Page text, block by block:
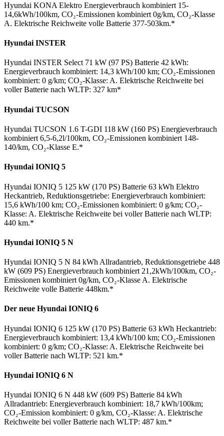
Hyundai KONA Elektro Energieverbrauch kombiniert 15-
14,6kWh/100km, CO₂-Emissionen kombiniert 0g/km, CO₂-Klasse
A. Elektrische Reichweite volle Batterie 377-503km.*
Hyundai INSTER
Hyundai INSTER Select 71 kW (97 PS) Batterie 42 kWh:
Energieverbrauch kombiniert: 14,3 kWh/100 km; CO₂-Emissionen
kombiniert: 0 g/km; CO₂-Klasse: A. Elektrische Reichweite bei
voller Batterie nach WLTP: 327 km*
Hyundai TUCSON
Hyundai TUCSON 1.6 T-GDI 118 kW (160 PS) Energieverbrauch
kombiniert 6,5-6,2l/100km, CO₂-Emissionen kombiniert 148-
140/km, CO₂-Klasse E.*
Hyundai IONIQ 5
Hyundai IONIQ 5 125 kW (170 PS) Batterie 63 kWh Elektro
Heckantrieb, Reduktionsgetriebe: Energieverbrauch kombiniert:
15,6 kWh/100 km; CO₂-Emissionen kombiniert: 0 g/km; CO₂-
Klasse: A. Elektrische Reichweite bei voller Batterie nach WLTP:
440 km.*
Hyundai IONIQ 5 N
Hyundai IONIQ 5 N 84 kWh Allradantrieb, Reduktionsgetriebe 448
kW (609 PS) Energieverbrauch kombiniert 21,2kWh/100km, CO₂-
Emissionen kombiniert 0g/km, CO₂-Klasse A. Elektrische
Reichweite volle Batterie 448km.*
Der neue Hyundai IONIQ 6
Hyundai IONIQ 6 125 kW (170 PS) Batterie 63 kWh Heckantrieb:
Energieverbrauch kombiniert: 13,4 kWh/100 km; CO₂-Emissionen
kombiniert: 0 g/km; CO₂-Klasse: A. Elektrische Reichweite bei
voller Batterie nach WLTP: 521 km.*
Hyundai IONIQ 6 N
Hyundai IONIQ 6 N 448 kW (609 PS) Batterie 84 kWh
Allradantrieb: Energieverbrauch kombiniert: 18,7 kWh/100km;
CO₂-Emission kombiniert: 0 g/km, CO₂-Klasse: A. Elektrische
Reichweite bei voller Batterie nach WLTP: 487 km.*